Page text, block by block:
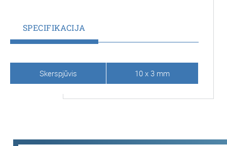
SPECIFIKACIJA
Skerspjūvis 10 x 3 mm